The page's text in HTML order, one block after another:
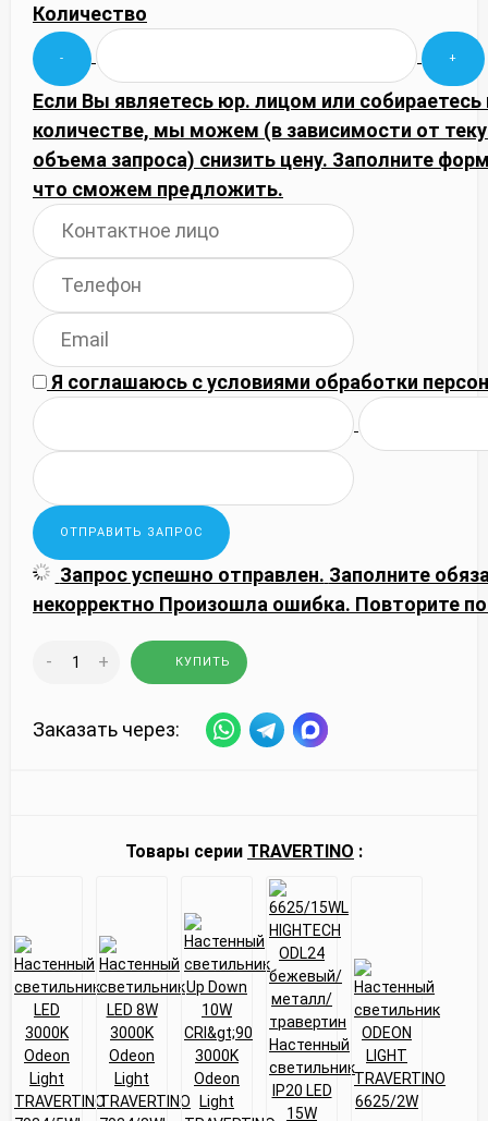
Количество
Если Вы являетесь юр. лицом или
количестве, мы можем (в зависимости от
объема запроса) снизить цену. Заполните
что сможем предложить.
Я соглашаюсь сусловиями обработки
Запрос успешно отправлен. Заполните
некорректно Произошла ошибка. Повторите
- + КУПИТЬ
Заказать через:
Товары серии TRAVERTINO :